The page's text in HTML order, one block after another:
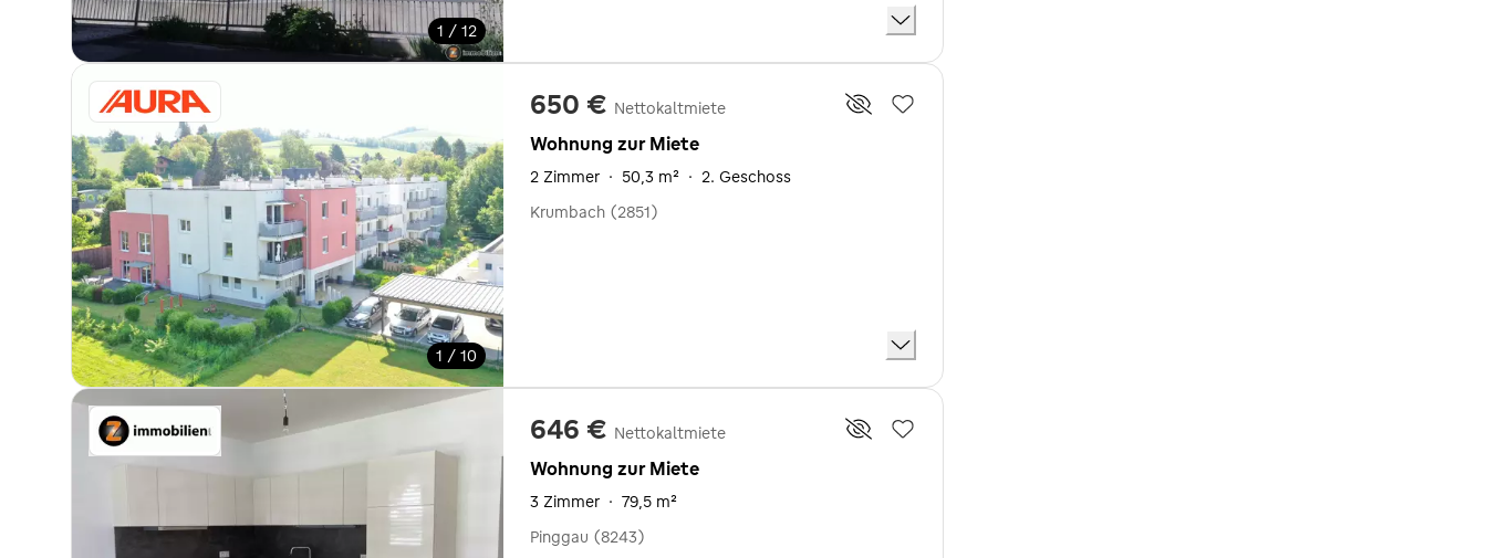
1 / 12
1 / 10
650 € Nettokaltmiete
Wohnung zur Miete
2 Zimmer · 50,3 m² · 2. Geschoss
Krumbach (2851)
646 € Nettokaltmiete
Wohnung zur Miete
3 Zimmer · 79,5 m²
Pinggau (8243)